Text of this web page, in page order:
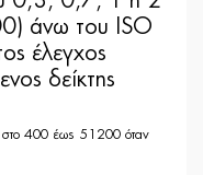
άνω του ISO
έλεγχος
δείκτης
στο 400 έως 51200 όταν